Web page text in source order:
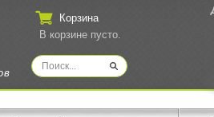
Корзина
В корзине пусто.